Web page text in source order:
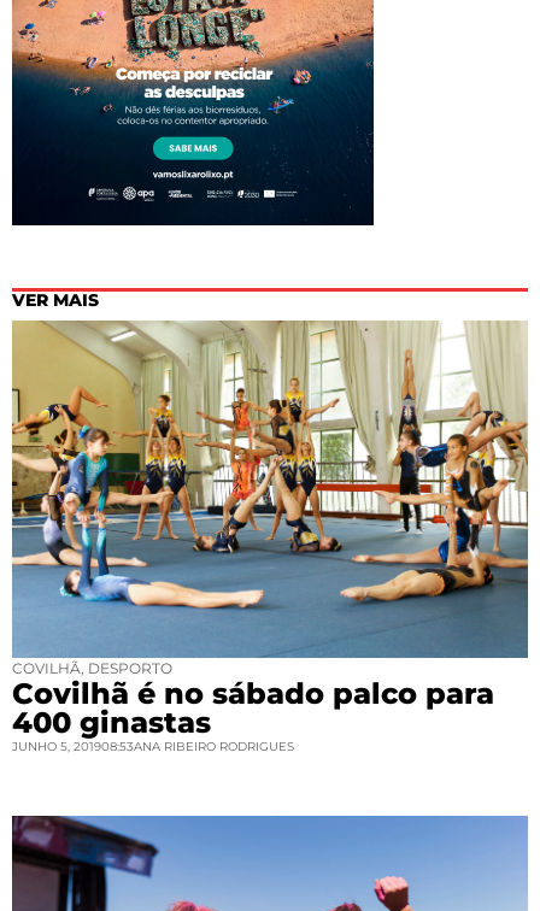
VER MAIS
COVILHÃ DESPORTO
Covilhã é no sábado palco para
400 ginastas
JUNHO 5, 201908:53ANA RIBEIRO RODRIGUES